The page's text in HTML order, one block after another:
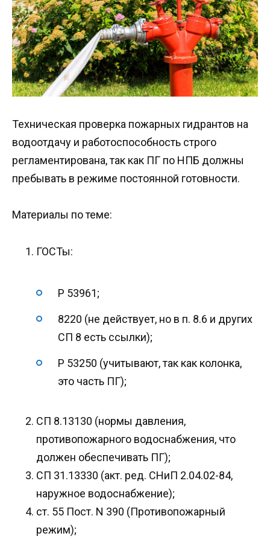
Техническая проверка пожарных гидрантов на
водоотдачу и работоспособность строго
регламентирована, так как ПГ по НПБ должны
пребывать в режиме постоянной готовности.
Материалы по теме:
ГОСТы:
Р 53961;
8220 (не действует, но в п. 8.6 и других
СП 8 есть ссылки);
Р 53250 (учитывают, так как колонка,
это часть ПГ);
СП 8.13130 (нормы давления,
противопожарного водоснабжения, что
должен обеспечивать ПГ);
СП 31.13330 (акт. ред. СНиП 2.04.02-84,
наружное водоснабжение);
ст. 55 Пост. N 390 (Противопожарный
режим);